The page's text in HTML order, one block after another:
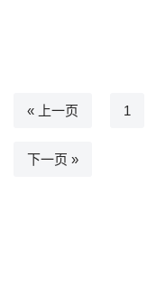
« 上一页 1
下一页 »